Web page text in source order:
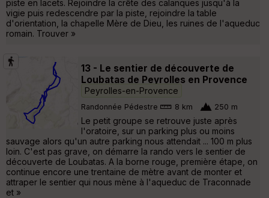
piste en lacets. Rejoindre la crête des calanques jusqu'à la
vigie puis redescendre par la piste, rejoindre la table
d'orientation, la chapelle Mère de Dieu, les ruines de l'aqueduc
romain. Trouver »
13 - Le sentier de découverte de
Loubatas de Peyrolles en Provence
Peyrolles-en-Provence
Randonnée Pédestre 8 km 250 m
Le petit groupe se retrouve juste après
l'oratoire, sur un parking plus ou moins
sauvage alors qu'un autre parking nous attendait ... 100 m plus
loin. C'est pas grave, on démarre la rando vers le sentier de
découverte de Loubatas. A la borne rouge, première étape, on
continue encore une trentaine de mètre avant de monter et
attraper le sentier qui nous mène à l'aqueduc de Traconnade
et »